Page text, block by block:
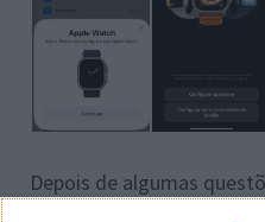
Depois de algumas